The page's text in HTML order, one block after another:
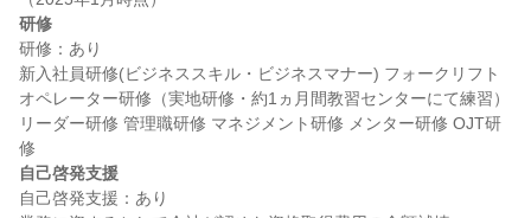
研修
研修：あり
新入社員研修(ビジネススキル・ビジネスマナー) フォークリフト
オペレーター研修（実地研修・約1ヵ月間教習センターにて練習）
リーダー研修 管理職研修 マネジメント研修 メンター研修 OJT研
自己啓発支援
自己啓発支援：あり